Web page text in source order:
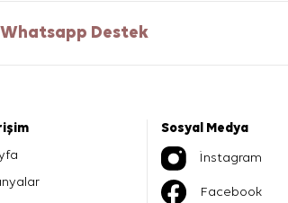
Whatsapp Destek
Sosyal Medya
İnstagram
Facebook